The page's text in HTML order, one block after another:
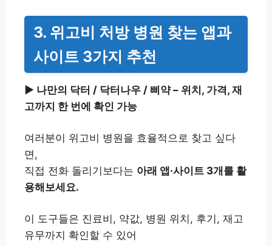
3. 위고비 처방 병원 찾는 앱과
사이트 3가지 추천
▶︎ 나만의 닥터 / 닥터나우 / 삐약 – 위치, 가격, 재
고까지 한 번에 확인 가능
여러분이 위고비 병원을 효율적으로 찾고 싶다
면,
직접 전화 돌리기보다는 아래 앱·사이트 3개를 활
용해보세요.
이 도구들은 진료비, 약값, 병원 위치, 후기, 재고
유무까지 확인할 수 있어